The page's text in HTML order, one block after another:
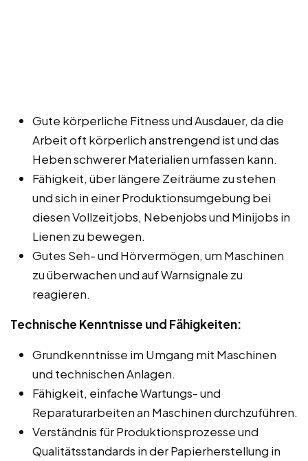
Gute körperliche Fitness und Ausdauer, da die
Arbeit oft körperlich anstrengend ist und das
Heben schwerer Materialien umfassen kann.
Fähigkeit, über längere Zeiträume zu stehen
und sich in einer Produktionsumgebung bei
diesen Vollzeitjobs, Nebenjobs und Minijobs in
Lienen zu bewegen.
Gutes Seh- und Hörvermögen, um Maschinen
zu überwachen und auf Warnsignale zu
reagieren.
Technische Kenntnisse und Fähigkeiten:
Grundkenntnisse im Umgang mit Maschinen
und technischen Anlagen.
Fähigkeit, einfache Wartungs- und
Reparaturarbeiten an Maschinen durchzuführen.
Verständnis für Produktionsprozesse und
Qualitätsstandards in der Papierherstellung in